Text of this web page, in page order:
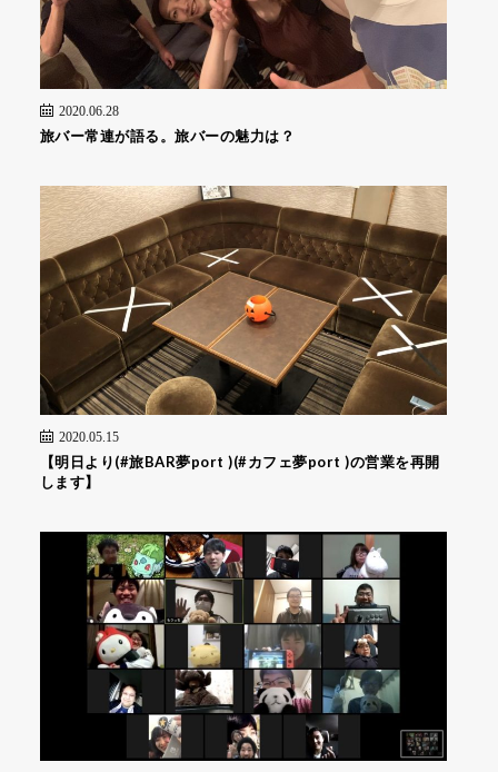
2020.06.28
旅バー常連が語る。旅バーの魅力は？
2020.05.15
【明日より(#旅BAR夢port )(#カフェ夢port )の営業を再開
します】